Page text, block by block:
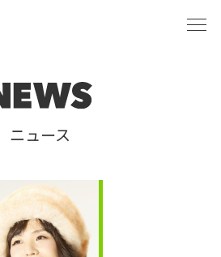
ニュース